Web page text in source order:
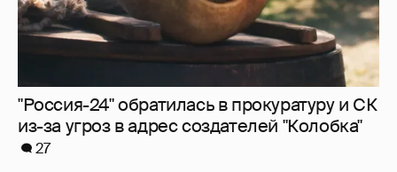
"Россия-24" обратилась в прокуратуру и СК
из-за угроз в адрес создателей "Колобка"
27